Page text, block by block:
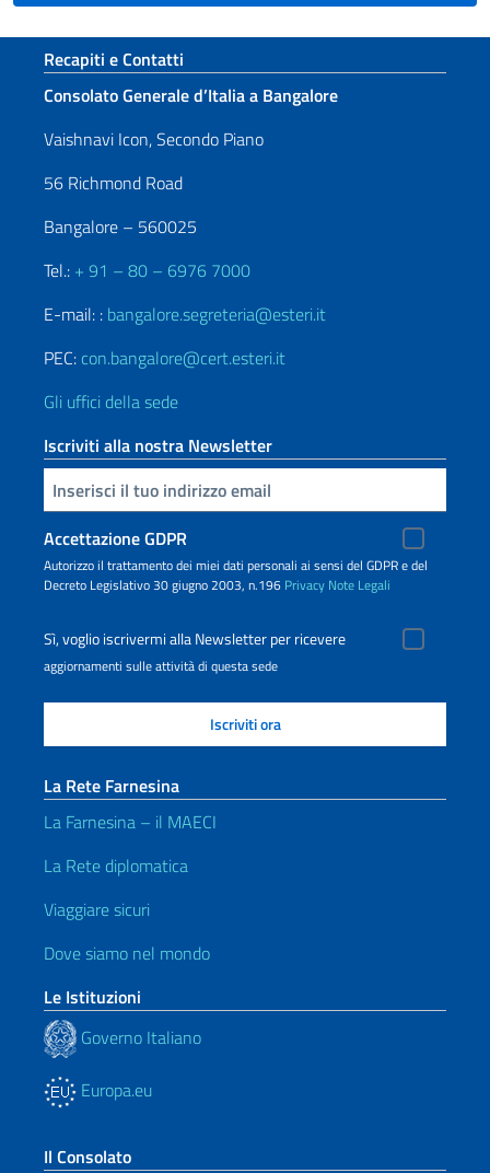
Sezione footer
Recapiti e Contatti
Consolato Generale d’Italia a Bangalore
Vaishnavi Icon, Secondo Piano
56 Richmond Road
Bangalore – 560025
Tel.: + 91 – 80 – 6976 7000
E-mail: : bangalore.segreteria@esteri.it
PEC: con.bangalore@cert.esteri.it
Gli uffici della sede
Iscriviti alla nostra Newsletter
Inserisci la tua email
Accettazione GDPR
Autorizzo il trattamento dei miei dati personali ai sensi del GDPR e del
Decreto Legislativo 30 giugno 2003, n.196 Privacy Note Legali
Sì, voglio iscrivermi alla Newsletter per ricevere
aggiornamenti sulle attività di questa sede
La Rete Farnesina
La Farnesina – il MAECI
La Rete diplomatica
Viaggiare sicuri
Dove siamo nel mondo
Le Istituzioni
Governo Italiano
Europa.eu
Il Consolato